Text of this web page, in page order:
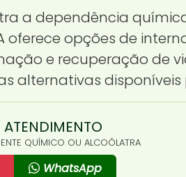
a dependência
oferece opções de
e recuperação de
alternativas
ATENDIMENTO
QUÍMICO OU ALCOÓLATRA
WhatsApp